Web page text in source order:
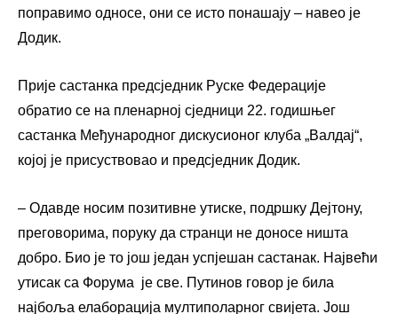
поправимо односе, они се исто понашају – навео је
Додик.
Прије састанка предсједник Руске Федерације
обратио се на пленарној сједници 22. годишњег
састанка Међународног дискусионог клуба „Валдај“,
којој је присуствовао и предсједник Додик.
– Одавде носим позитивне утиске, подршку Дејтону,
преговорима, поруку да странци не доносе ништа
добро. Био је то још један успјешан састанак. Највећи
утисак са Форума је све. Путинов говор је била
најбоља елаборација мултиполарног свијета. Још